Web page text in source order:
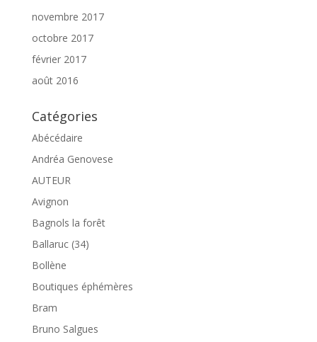
novembre 2017
octobre 2017
février 2017
août 2016
Catégories
Abécédaire
Andréa Genovese
AUTEUR
Avignon
Bagnols la forêt
Ballaruc (34)
Bollène
Boutiques éphémères
Bram
Bruno Salgues